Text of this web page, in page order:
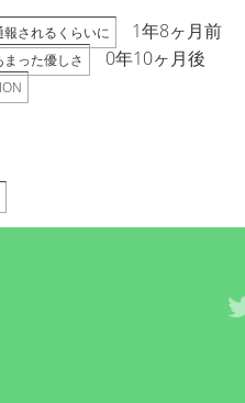
報されるくらいに
1年8ヶ月前
まった優しさ
0年10ヶ月後